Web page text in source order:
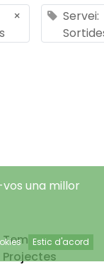
×
Servei:
Temps Lliure
Projectes
una millor
Estic d'acord